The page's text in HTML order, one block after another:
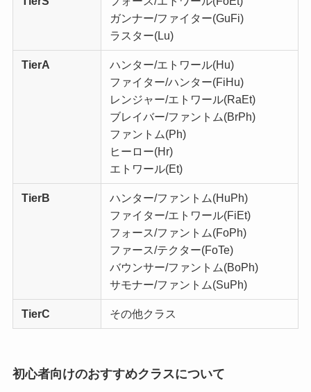
ガンナー/ファイター(GuFi)
ラスター(Lu)
TierA
ハンター/エトワール(Hu)
ファイター/ハンター(FiHu)
レンジャー/エトワール(RaEt)
ブレイバー/ファントム(BrPh)
ファントム(Ph)
ヒーロー(Hr)
エトワール(Et)
TierB
ハンター/ファントム(HuPh)
ファイター/エトワール(FiEt)
フォース/ファントム(FoPh)
ファース/テクター(FoTe)
バウンサー/ファントム(BoPh)
サモナー/ファントム(SuPh)
TierC その他クラス
初心者向けのおすすめクラスについて